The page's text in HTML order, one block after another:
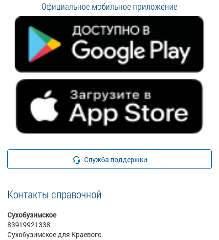
Официальное мобильное приложение
Служба поддержки
Контакты справочной
Сухобузимское
83919921338
Сухобузимское для Краевого